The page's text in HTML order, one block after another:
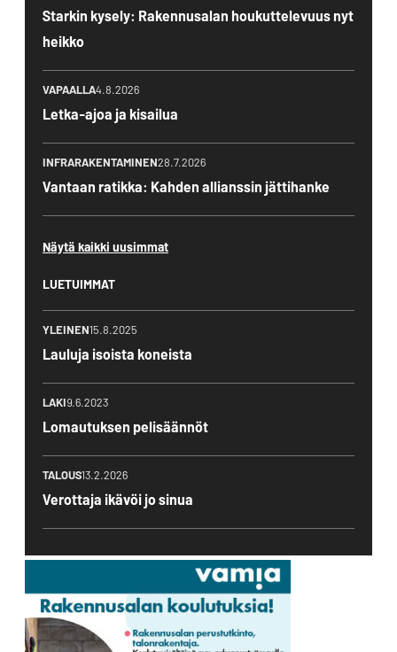
Starkin kysely: Rakennusalan houkuttelevuus nyt
heikko
VAPAALLA4.8.2026
Letka-ajoa ja kisailua
INFRARAKENTAMINEN28.7.2026
Vantaan ratikka: Kahden allianssin jättihanke
Näytä kaikki uusimmat
LUETUIMMAT
YLEINEN15.8.2025
Lauluja isoista koneista
LAKI9.6.2023
Lomautuksen pelisäännöt
TALOUS13.2.2026
Verottaja ikävöi jo sinua